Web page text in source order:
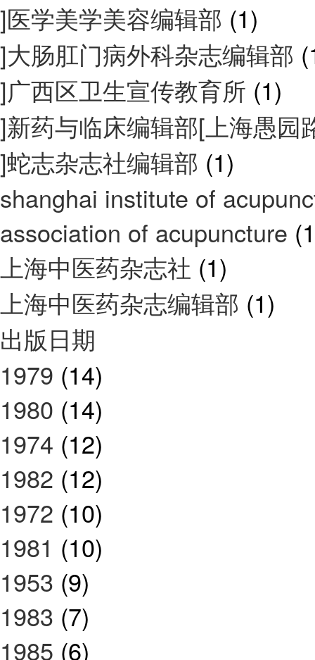
]医学美学美容编辑部 (1)
]大肠肛门病外科杂志编辑部
]广西区卫生宣传教育所 (1)
]新药与临床编辑部[上海愚
]蛇志杂志社编辑部 (1)
shanghai institute of
association of acupuncture
上海中医药杂志社 (1)
上海中医药杂志编辑部 (1)
出版日期
1979 (14)
1980 (14)
1974 (12)
1982 (12)
1972 (10)
1981 (10)
1953 (9)
1983 (7)
1985 (6)